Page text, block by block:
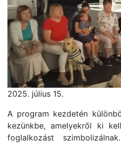
2025. július 15.
A program kezdetén
kezünkbe, amelyekről ki
foglalkozást